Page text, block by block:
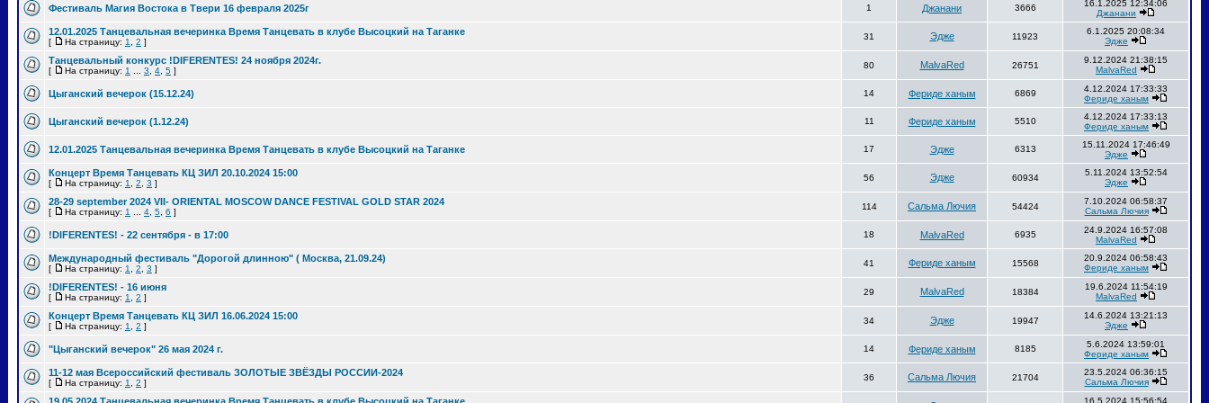
Фестиваль Магия Востока в Твери 16 февраля 2025г 1 Джанани 3666
16.1.2025 12:34:06
Джанани
12.01.2025 Танцевальная вечеринка Время Танцевать в клубе Высоцкий на Таганке
[ На страницу: 1 2 ]
31 Эдже 11923
6.1.2025 20:08:34
Эдже
Танцевальный конкурс !DIFERENTES! 24 ноября 2024г.
[ На страницу: 1 3 4 5 ]
80 MalvaRed 26751
9.12.2024 21:38:15
MalvaRed
Цыганский вечерок (15.12.24) 14 Фериде ханым 6869
4.12.2024 17:33:33
Фериде ханым
Цыганский вечерок (1.12.24) 11 Фериде ханым 5510
4.12.2024 17:33:13
Фериде ханым
12.01.2025 Танцевальная вечеринка Время Танцевать в клубе Высоцкий на Таганке 17 Эдже 6313
15.11.2024 17:46:49
Эдже
Концерт Время Танцевать КЦ ЗИЛ 20.10.2024 15:00
[ На страницу: 1 2 3 ]
56 Эдже 60934
5.11.2024 13:52:54
Эдже
28-29 september 2024 VII- ORIENTAL MOSCOW DANCE FESTIVAL GOLD STAR 2024
[ На страницу: 1 4 5 6 ]
114 Сальма Лючия 54424
7.10.2024 06:58:37
Сальма Лючия
!DIFERENTES! - 22 сентября - в 17:00 18 MalvaRed 6935
24.9.2024 16:57:08
MalvaRed
Международный фестиваль "Дорогой длинною" ( Москва, 21.09.24)
[ На страницу: 1 2 3 ]
41 Фериде ханым 15568
20.9.2024 06:58:43
Фериде ханым
!DIFERENTES! - 16 июня
[ На страницу: 1 2 ]
29 MalvaRed 18384
19.6.2024 11:54:19
MalvaRed
Концерт Время Танцевать КЦ ЗИЛ 16.06.2024 15:00
[ На страницу: 1 2 ]
34 Эдже 19947
14.6.2024 13:21:13
Эдже
"Цыганский вечерок" 26 мая 2024 г. 14 Фериде ханым 8185
5.6.2024 13:59:01
Фериде ханым
11-12 мая Всероссийский фестиваль ЗОЛОТЫЕ ЗВЁЗДЫ РОССИИ-2024
[ На страницу: 1 2 ]
36 Сальма Лючия 21704
23.5.2024 06:36:15
Сальма Лючия
16.5.2024 15:56:54